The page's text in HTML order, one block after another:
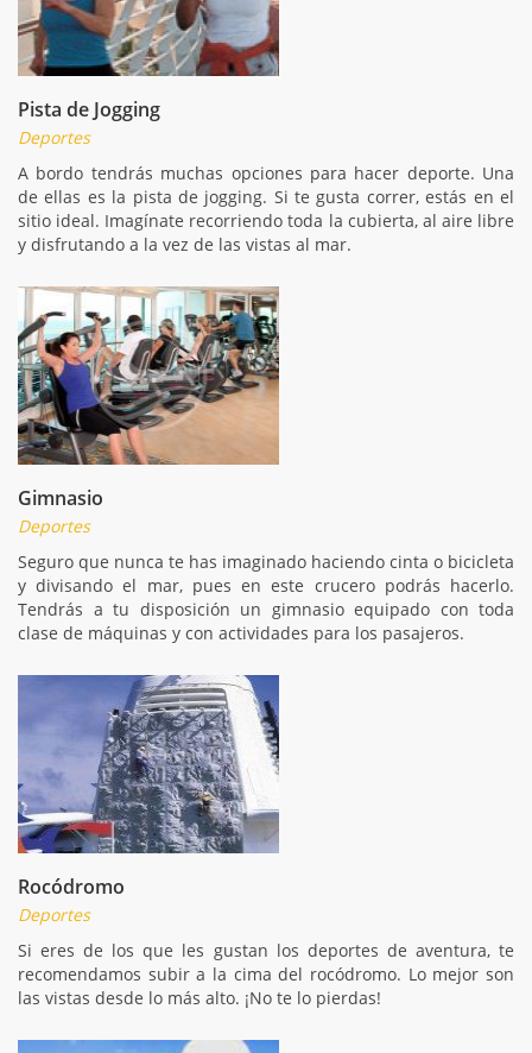
Pista de Jogging
Deportes
A bordo tendrás muchas opciones para hacer deporte. Una
de ellas es la pista de jogging. Si te gusta correr, estás en el
sitio ideal. Imagínate recorriendo toda la cubierta, al aire libre
y disfrutando a la vez de las vistas al mar.
Gimnasio
Deportes
Seguro que nunca te has imaginado haciendo cinta o bicicleta
y divisando el mar, pues en este crucero podrás hacerlo.
Tendrás a tu disposición un gimnasio equipado con toda
clase de máquinas y con actividades para los pasajeros.
Rocódromo
Deportes
Si eres de los que les gustan los deportes de aventura, te
recomendamos subir a la cima del rocódromo. Lo mejor son
las vistas desde lo más alto. ¡No te lo pierdas!